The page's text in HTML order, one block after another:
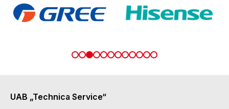
UAB „Technica Service“